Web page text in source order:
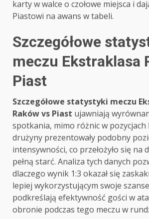
karty w walce o czołowe miejsca i
Piastowi na awans w tabeli.
Szczegółowe
meczu Ekstraklasa
Piast
Szczegółowe statystyki meczu
Raków vs Piast ujawniają
spotkania, mimo różnic w pozycjach
drużyny prezentowały podobny
intensywności, co przełożyło się na
pełną starć. Analiza tych danych
dlaczego wynik 1:3 okazał się
lepiej wykorzystującym swoje
podkreślają efektywność gości w
obronie podczas tego meczu w